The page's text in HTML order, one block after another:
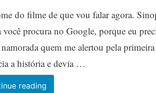
do filme de que vou falar agora.
você procura no Google, porque eu
quem me alertou pela
a história e devia …
readingOnde